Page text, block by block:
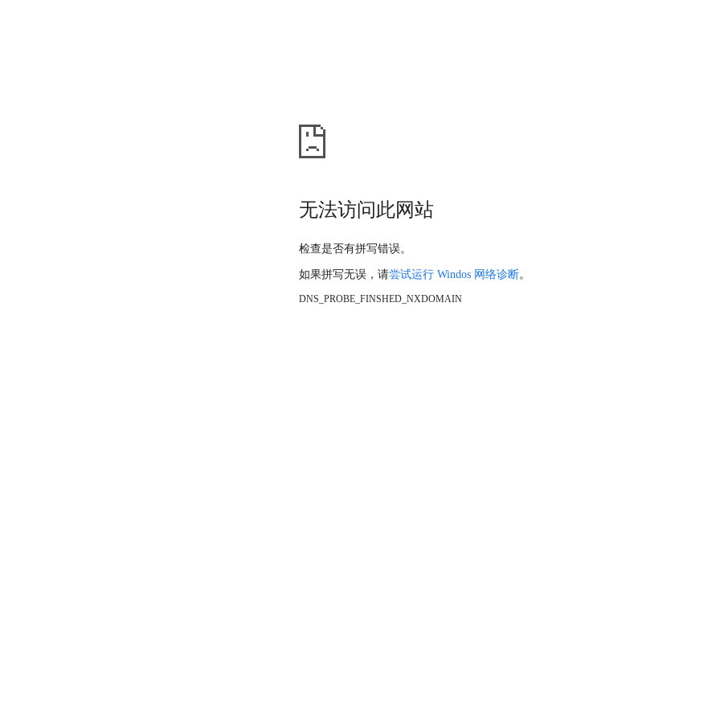
无法访问此网站
检查是否有拼写错误。
如果拼写无误，请尝试运行 Windos 网络诊断。
DNS_PROBE_FINSHED_NXDOMAIN